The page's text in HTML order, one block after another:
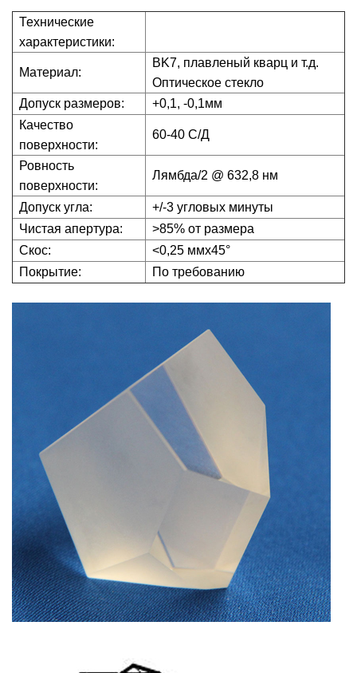
Технические
характеристики:
Материал:
BK7, плавленый кварц и т.д.
Оптическое стекло
Допуск размеров:
+0,1, -0,1мм
Качество
поверхности:
60-40 С/Д
Ровность
поверхности:
Лямбда/2 @ 632,8 нм
Допуск угла:
+/-3 угловых минуты
Чистая апертура:
>85% от размера
Скос:
<0,25 ммx45°
Покрытие:
По требованию